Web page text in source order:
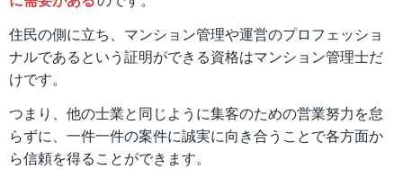
住民の側に立ち、マンション管理や運営のプロフェッショ
ナルであるという証明ができる資格はマンション管理士だ
けです。
つまり、他の士業と同じように集客のための営業努力を怠
らずに、一件一件の案件に誠実に向き合うことで各方面か
ら信頼を得ることができます。